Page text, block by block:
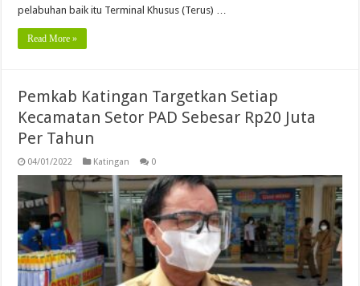
pelabuhan baik itu Terminal Khusus (Terus) …
Read More »
Pemkab Katingan Targetkan Setiap
Kecamatan Setor PAD Sebesar Rp20 Juta
Per Tahun
04/01/2022 Katingan 0